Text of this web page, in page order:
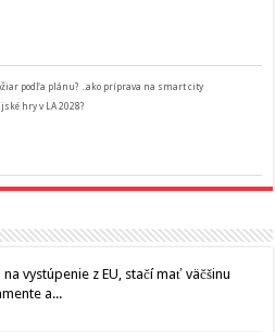
podľa plánu? ..ako príprava na smart city
hry v LA 2028?
vystúpenie z EU, stačí mať väčšinu
a...